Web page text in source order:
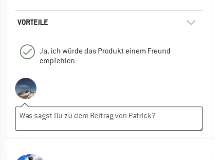
VORTEILE
Ja, ich würde das Produkt einem Freund
empfehlen